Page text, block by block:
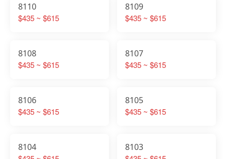
8110
$435 ~ $615
8109
$435 ~ $615
8108
$435 ~ $615
8107
$435 ~ $615
8106
$435 ~ $615
8105
$435 ~ $615
8104 8103